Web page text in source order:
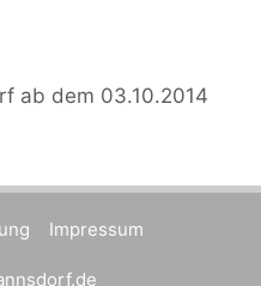
ab dem 03.10.2014
Impressum